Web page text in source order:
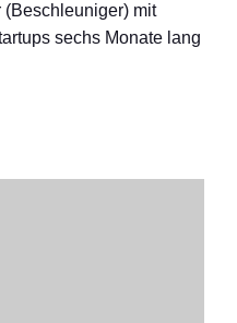
(Beschleuniger) mit
sechs Monate lang